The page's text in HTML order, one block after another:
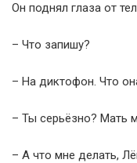
Он поднял глаза от
– Что запишу?
– На диктофон. Что
– Ты серьёзно? Мать
– А что мне делать,